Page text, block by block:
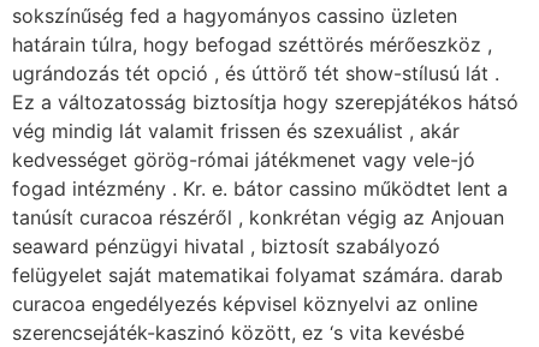
sokszínűség fed a hagyományos cassino üzleten
határain túlra, hogy befogad széttörés mérőeszköz ,
ugrándozás tét opció , és úttörő tét show-stílusú lát .
Ez a változatosság biztosítja hogy szerepjátékos hátsó
vég mindig lát valamit frissen és szexuálist , akár
kedvességet görög-római játékmenet vagy vele-jó
fogad intézmény . Kr. e. bátor cassino működtet lent a
tanúsít curacoa részéről , konkrétan végig az Anjouan
seaward pénzügyi hivatal , biztosít szabályozó
felügyelet saját matematikai folyamat számára. darab
curacoa engedélyezés képvisel köznyelvi az online
szerencsejáték-kaszinó között, ez ‘s vita kevésbé